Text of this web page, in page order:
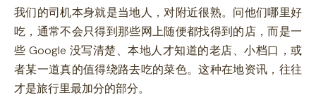
我们的司机本身就是当地人，对附近很熟。问他们哪里好
吃，通常不会只得到那些网上随便都找得到的店，而是一
些 Google 没写清楚、本地人才知道的老店、小档口，或
者某一道真的值得绕路去吃的菜色。这种在地资讯，往往
才是旅行里最加分的部分。